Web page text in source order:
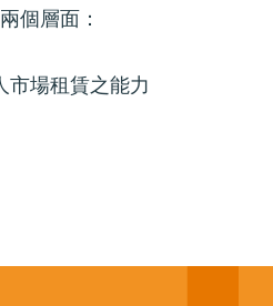
個層面：
市場租賃之能力